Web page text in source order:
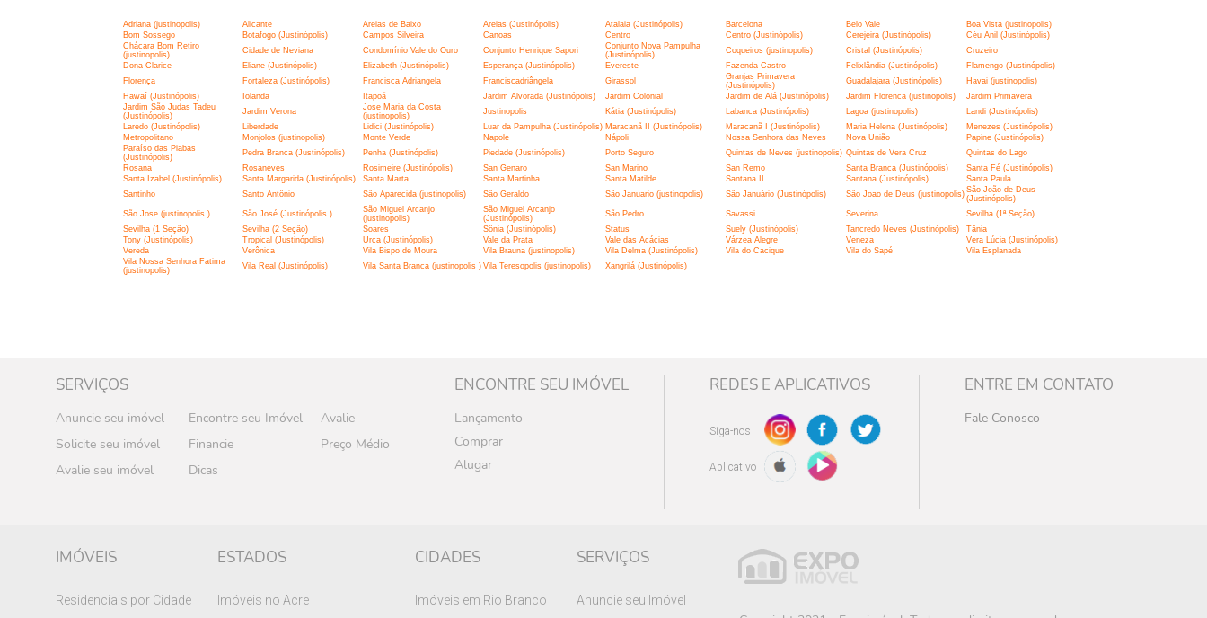
Adriana (justinopolis) Alicante Areias de Baixo Areias (Justinópolis) Atalaia (Justinópolis) Barcelona Belo Vale
Boa Vista (justinopolis)
Bom Sossego
Botafogo (Justinópolis) Campos Silveira Canoas Centro Centro (Justinópolis) Cerejeira (Justinópolis)
Céu Anil (Justinópolis)
Chácara Bom Retiro
(justinopolis)
Cidade de Neviana Condomínio Vale do Ouro Conjunto Henrique Sapori
Conjunto Nova Pampulha
(Justinópolis)
Coqueiros (justinopolis) Cristal (Justinópolis)
Cruzeiro
Dona Clarice
Eliane (Justinópolis) Elizabeth (Justinópolis) Esperança (Justinópolis) Evereste Fazenda Castro Felixlândia (Justinópolis)
Flamengo (Justinópolis)
Florença
Fortaleza (Justinópolis) Francisca Adriangela Franciscadriângela Girassol
Granjas Primavera
(Justinópolis)
Guadalajara (Justinópolis)
Havai (justinopolis)
Hawaí (Justinópolis)
Iolanda Itapoã Jardim Alvorada (Justinópolis) Jardim Colonial Jardim de Alá (Justinópolis) Jardim Florenca (justinopolis)
Jardim Primavera
Jardim São Judas Tadeu
(Justinópolis)
Jardim Verona
Jose Maria da Costa
(justinopolis)
Justinopolis Kátia (Justinópolis) Labanca (Justinópolis) Lagoa (justinopolis)
Landi (Justinópolis)
Laredo (Justinópolis)
Liberdade Lidici (Justinópolis) Luar da Pampulha (Justinópolis) Maracanã II (Justinópolis) Maracanã I (Justinópolis) Maria Helena (Justinópolis)
Menezes (Justinópolis)
Metropolitano
Monjolos (justinopolis) Monte Verde Napole Nápoli Nossa Senhora das Neves Nova União
Papine (Justinópolis)
Paraíso das Piabas
(Justinópolis)
Pedra Branca (Justinópolis) Penha (Justinópolis) Piedade (Justinópolis) Porto Seguro Quintas de Neves (justinopolis) Quintas de Vera Cruz
Quintas do Lago
Rosana
Rosaneves Rosimeire (Justinópolis) San Genaro San Marino San Remo Santa Branca (Justinópolis)
Santa Fé (Justinópolis)
Santa Izabel (Justinópolis)
Santa Margarida (Justinópolis) Santa Marta Santa Martinha Santa Matilde Santana II Santana (Justinópolis)
Santa Paula
Santinho
Santo Antônio São Aparecida (justinopolis) São Geraldo São Januario (justinopolis) São Januário (Justinópolis) São Joao de Deus (justinopolis) São João de Deus
(Justinópolis)
São Jose (justinopolis )
São José (Justinópolis )
São Miguel Arcanjo
(justinopolis)
São Miguel Arcanjo
(Justinópolis)
São Pedro Savassi Severina
Sevilha (1ª Seção)
Sevilha (1 Seção)
Sevilha (2 Seção) Soares Sônia (Justinópolis) Status Suely (Justinópolis) Tancredo Neves (Justinópolis)
Tânia
Tony (Justinópolis)
Tropical (Justinópolis) Urca (Justinópolis) Vale da Prata Vale das Acácias Várzea Alegre Veneza
Vera Lúcia (Justinópolis)
Vereda
Verônica Vila Bispo de Moura Vila Brauna (justinopolis) Vila Delma (Justinópolis) Vila do Cacique Vila do Sapé
Vila Esplanada
Vila Nossa Senhora Fatima
(justinopolis)
Vila Real (Justinópolis) Vila Santa Branca (justinopolis ) Vila Teresopolis (justinopolis) Xangrilá (Justinópolis)
SERVIÇOS
Anuncie seu imóvel Encontre seu Imóvel
Avalie
Solicite seu imóvel
Financie
Preço Médio
Avalie seu imóvel
Dicas
ENCONTRE SEU IMÓVEL
Lançamento
Comprar
Alugar
REDES E APLICATIVOS
Siga-nos
Aplicativo
ENTRE EM CONTATO
Fale Conosco
IMÓVEIS
Residenciais por Cidade
ESTADOS
Imóveis no Acre
CIDADES
Imóveis em Rio Branco
SERVIÇOS
Anuncie seu Imóvel